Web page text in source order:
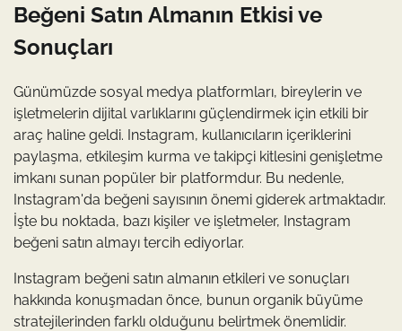
Beğeni Satın Almanın Etkisi ve
Sonuçları
Günümüzde sosyal medya platformları, bireylerin ve
işletmelerin dijital varlıklarını güçlendirmek için etkili bir
araç haline geldi. Instagram, kullanıcıların içeriklerini
paylaşma, etkileşim kurma ve takipçi kitlesini genişletme
imkanı sunan popüler bir platformdur. Bu nedenle,
Instagram'da beğeni sayısının önemi giderek artmaktadır.
İşte bu noktada, bazı kişiler ve işletmeler, Instagram
beğeni satın almayı tercih ediyorlar.
Instagram beğeni satın almanın etkileri ve sonuçları
hakkında konuşmadan önce, bunun organik büyüme
stratejilerinden farklı olduğunu belirtmek önemlidir.